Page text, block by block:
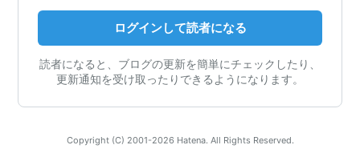
ログインして読者になる
読者になると、ブログの更新を簡単にチェックしたり、
更新通知を受け取ったりできるようになります。
Copyright (C) 2001-2026 Hatena. All Rights Reserved.